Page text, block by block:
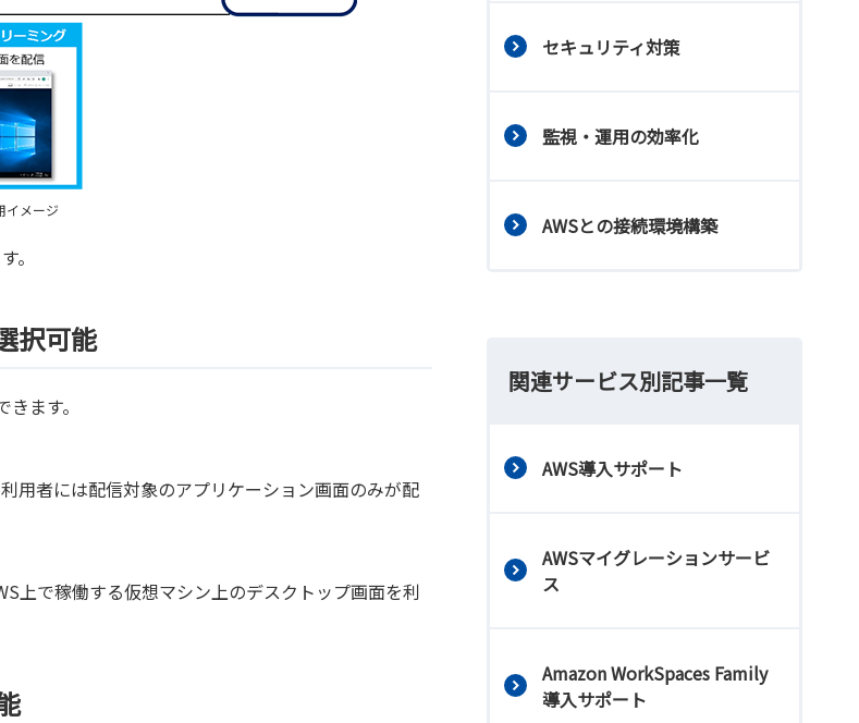
イメージ
。
択可能
ます。
用者には配信対象のアプリケーション画面のみが配
上で稼働する仮想マシン上のデスクトップ画面を利
セキュリティ対策
監視・運用の効率化
AWSとの接続環境構築
関連サービス別記事一覧
AWS導入サポート
AWSマイグレーションサービ
ス
Amazon WorkSpaces Family
導入サポート